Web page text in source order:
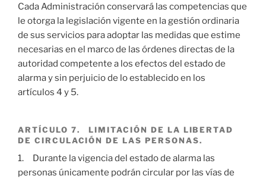
Cada Administración conservará las competencias que
le otorga la legislación vigente en la gestión ordinaria
de sus servicios para adoptar las medidas que estime
necesarias en el marco de las órdenes directas de la
autoridad competente a los efectos del estado de
alarma y sin perjuicio de lo establecido en los
artículos 4 y 5.
ARTÍCULO 7. LIMITACIÓN DE LA LIBERTAD
DE CIRCULACIÓN DE LAS PERSONAS.
1. Durante la vigencia del estado de alarma las
personas únicamente podrán circular por las vías de